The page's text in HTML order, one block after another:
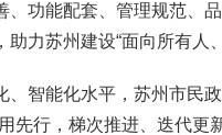
、功能配套、管理规范、
力苏州建设“面向所有人
、智能化水平，苏州市民
先行，梯次推进、迭代更